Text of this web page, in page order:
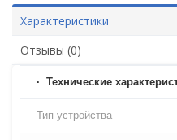
Характеристики
Отзывы (0)
Технические
Тип устройства